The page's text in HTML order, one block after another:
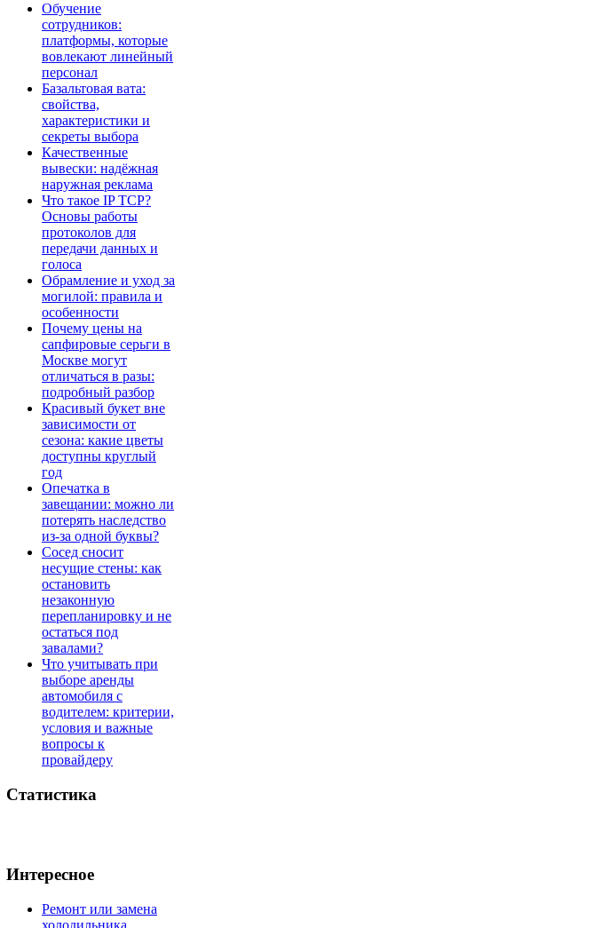
Обучение
сотрудников:
платформы, которые
вовлекают линейный
персонал
Базальтовая вата:
свойства,
характеристики и
секреты выбора
Качественные
вывески: надёжная
наружная реклама
Что такое IP TCP?
Основы работы
протоколов для
передачи данных и
голоса
Обрамление и уход за
могилой: правила и
особенности
Почему цены на
сапфировые серьги в
Москве могут
отличаться в разы:
подробный разбор
Красивый букет вне
зависимости от
сезона: какие цветы
доступны круглый
год
Опечатка в
завещании: можно ли
потерять наследство
из-за одной буквы?
Сосед сносит
несущие стены: как
остановить
незаконную
перепланировку и не
остаться под
завалами?
Что учитывать при
выборе аренды
автомобиля с
водителем: критерии,
условия и важные
вопросы к
провайдеру
Статистика
Интересное
Ремонт или замена